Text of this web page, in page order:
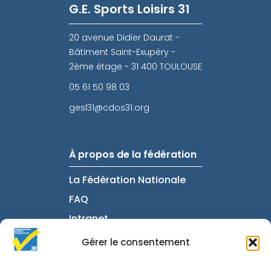
Gérer le consentement
G.E. Sports Loisirs 31
20 avenue Didier Daurat -
Bâtiment Saint-Exupéry -
2ème étage - 31 400 TOULOUSE
05 61 50 98 03
gesl31@cdos31.org
À propos de la fédération
La Fédération Nationale
FAQ
Intranet